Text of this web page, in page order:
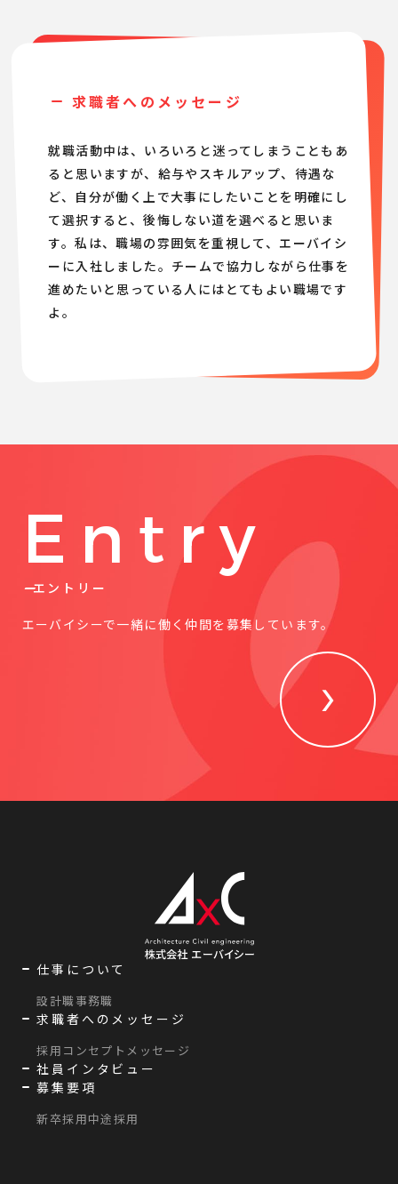
求職者へのメッセージ
就職活動中は、いろいろと迷ってしまうこともあ
ると思いますが、給与やスキルアップ、待遇な
ど、自分が働く上で大事にしたいことを明確にし
て選択すると、後悔しない道を選べると思いま
す。私は、職場の雰囲気を重視して、エーバイシ
ーに入社しました。チームで協力しながら仕事を
進めたいと思っている人にはとてもよい職場です
よ。
Entry
エントリー
エーバイシーで一緒に働く仲間を募集しています。
仕事について
設計職 事務職
求職者へのメッセージ
採用コンセプト メッセージ
社員インタビュー
募集要項
新卒採用中途採用